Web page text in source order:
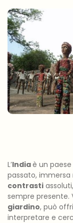
L’Indiaè un
passato, immersa
contrasti
sempre presente.
giardino, può
interpretare e